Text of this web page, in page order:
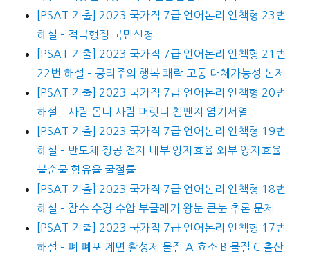
[PSAT 기출] 2023 국가직 7급 언어논리 인책형 23번
해설 – 적극행정 국민신청
[PSAT 기출] 2023 국가직 7급 언어논리 인책형 21번
22번 해설 – 공리주의 행복 쾌락 고통 대체가능성 논제
[PSAT 기출] 2023 국가직 7급 언어논리 인책형 20번
해설 – 사람 몸니 사람 머릿니 침팬지 염기서열
[PSAT 기출] 2023 국가직 7급 언어논리 인책형 19번
해설 – 반도체 정공 전자 내부 양자효율 외부 양자효율
불순물 함유율 굴절률
[PSAT 기출] 2023 국가직 7급 언어논리 인책형 18번
해설 – 잠수 수경 수압 부글래기 왕눈 큰눈 추론 문제
[PSAT 기출] 2023 국가직 7급 언어논리 인책형 17번
해설 – 폐 폐포 계면 활성제 물질 A 효소 B 물질 C 출산